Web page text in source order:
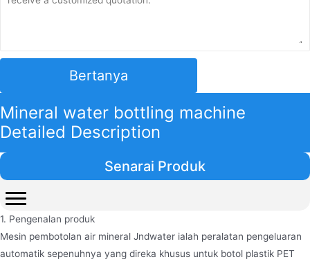
Bertanya
Mineral water bottling machine
Detailed Description
1. Pengenalan produk
Mesin pembotolan air mineral Jndwater ialah peralatan pengeluaran
automatik sepenuhnya yang direka khusus untuk botol plastik PET
Senarai Produk